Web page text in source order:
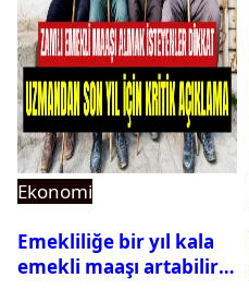
Ekonomi
Emekliliğe bir yıl kala
emekli maaşı artabilir